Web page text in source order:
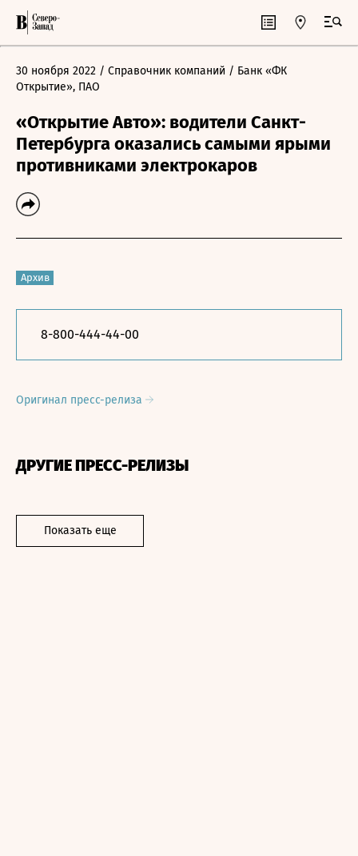
30 ноября 2022 / Справочник компаний / Банк «ФК
Открытие», ПАО
«Открытие Авто»: водители Санкт-
Петербурга оказались самыми ярыми
противниками электрокаров
Архив
8-800-444-44-00
Оригинал пресс-релиза
ДРУГИЕ ПРЕСС-РЕЛИЗЫ
Показать еще